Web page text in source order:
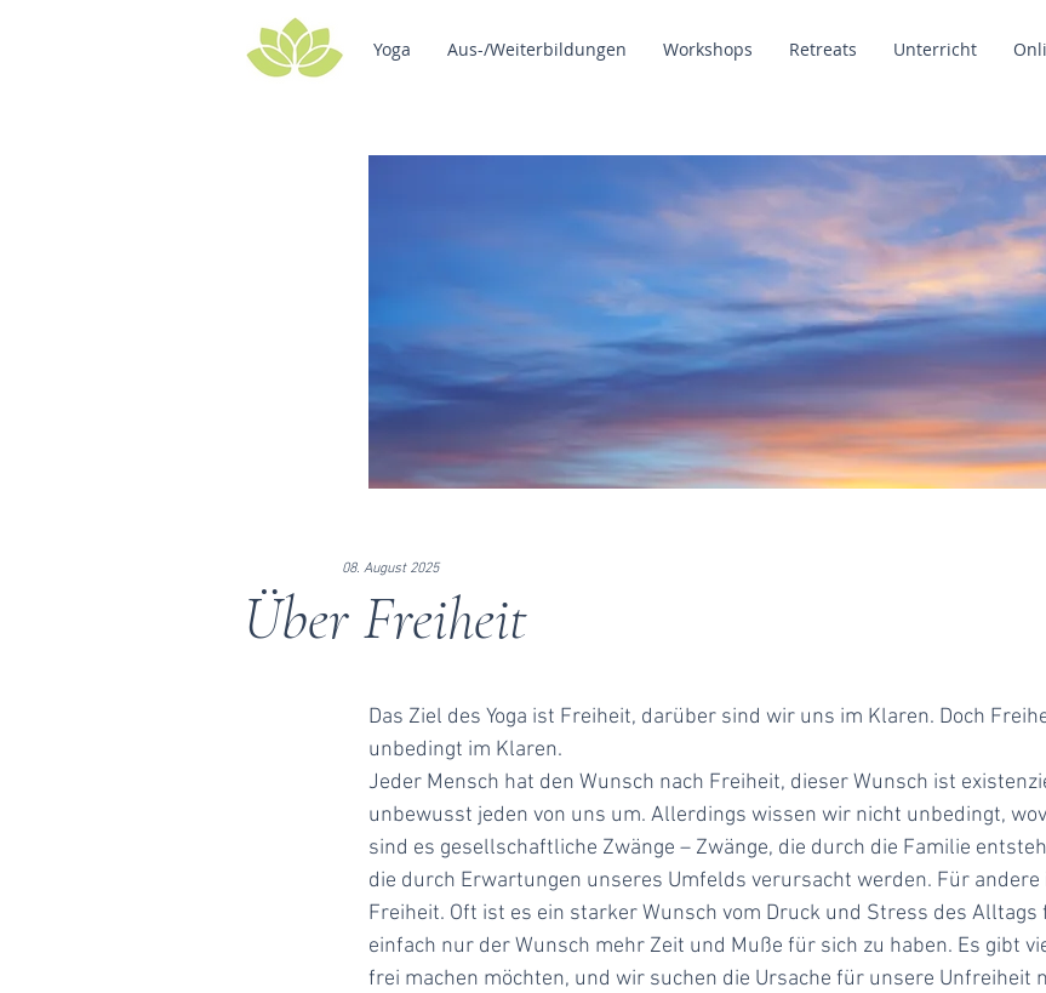
Yoga Aus-/Weiterbildungen Workshops Retreats Unterricht
08. August 2025
Über Freiheit
Das Ziel des Yoga ist Freiheit, darüber sind wir uns im Klaren. Doch
unbedingt im Klaren.
Jeder Mensch hat den Wunsch nach Freiheit, dieser Wunsch ist
unbewusst jeden von uns um. Allerdings wissen wir nicht unbedingt,
sind es gesellschaftliche Zwänge – Zwänge, die durch die Familie
die durch Erwartungen unseres Umfelds verursacht werden. Für
Freiheit. Oft ist es ein starker Wunsch vom Druck und Stress des
einfach nur der Wunsch mehr Zeit und Muße für sich zu haben. Es gibt
frei machen möchten, und wir suchen die Ursache für unsere Unfreiheit